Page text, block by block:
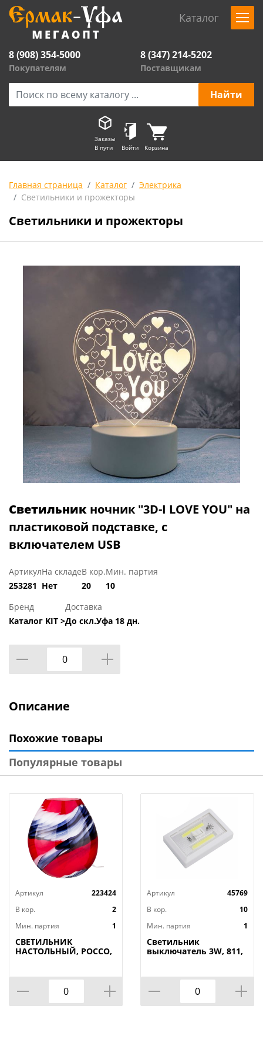
Каталог
8 (908) 354-5000
Покупателям
8 (347) 214-5202
Поставщикам
Заказы
В пути
Войти Корзина
Главная страница Каталог
Электрика
Светильники и прожекторы
Светильники и прожекторы
Светильник ночник "3D-I LOVE YOU" на
пластиковой подставке, с
включателем USB
Артикул
253281
На складе
Нет
В кор.
20
Мин. партия
10
Бренд
Каталог KIT >
Доставка
До скл.Уфа 18 дн.
Описание
Похожие товары
Популярные товары
Артикул
223424
В кор.
2
Мин. партия
1
СВЕТИЛЬНИК
НАСТОЛЬНЫЙ, РОССО,
Артикул
45769
В кор.
10
Мин. партия
1
Светильник
выключатель 3W, 811,
магнитах, 1/240